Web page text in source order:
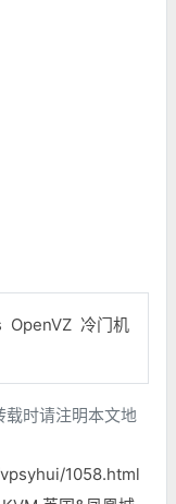
OpenVZ 冷门机
载时请注明本文地
1058.html